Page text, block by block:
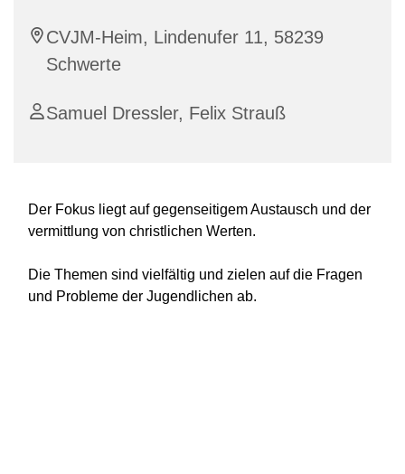
CVJM-Heim, Lindenufer 11, 58239
Schwerte
Samuel Dressler, Felix Strauß
Der Fokus liegt auf gegenseitigem Austausch und der
vermittlung von christlichen Werten.
Die Themen sind vielfältig und zielen auf die Fragen
und Probleme der Jugendlichen ab.